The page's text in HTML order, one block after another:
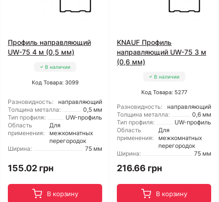
Профиль направляющий
UW-75 4 м (0,5 мм)
В наличии
Код Товара: 3099
Разновидность:
направляющий
Толщина металла:
0,5 мм
Тип профиля:
UW-профиль
Область
применения:
Для
межкомнатных
перегородок
Ширина:
75 мм
155.02 грн
В корзину
KNAUF Профиль
направляющий UW-75 3 м
(0,6 мм)
В наличии
Код Товара: 5277
Разновидность:
направляющий
Толщина металла:
0,6 мм
Тип профиля:
UW-профиль
Область
применения:
Для
межкомнатных
перегородок
Ширина:
75 мм
216.66 грн
В корзину